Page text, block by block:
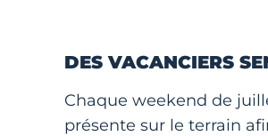
DES VACANCIERS
Chaque weekend de
présente sur le terrain